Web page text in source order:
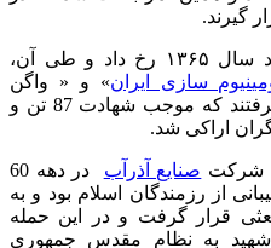
گیرند.
شدیدترین این حملات پنجم مرداد سال ۱۳۶۵ رخ داد و طی آن،
سازی ایران» و « واگن‌
سازی پارس» مورد هدف قرار گرفتند که موجب شهادت 87 تن و
صنایع آذرآب
در دهه 60
از رزمندگان اسلام بود و به
قرار گرفت و در این حمله
شهید به نظام مقدس جمهوری